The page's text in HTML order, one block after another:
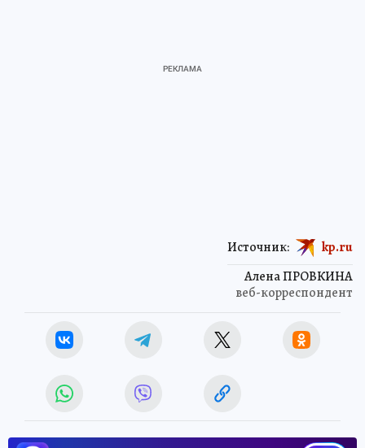
Алена ПРОВКИНА
веб-корреспондент
Источник: kp.ru